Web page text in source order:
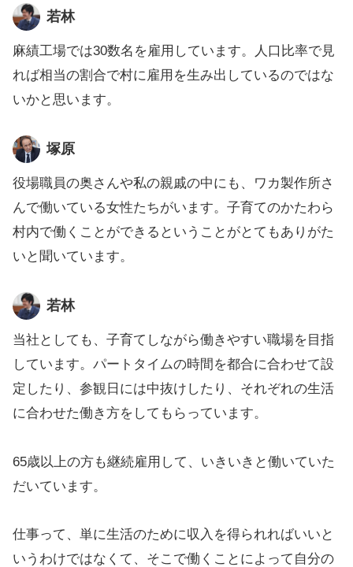
若林
麻績工場では30数名を雇用しています。人口比率で見
れば相当の割合で村に雇用を生み出しているのではな
いかと思います。
塚原
役場職員の奥さんや私の親戚の中にも、ワカ製作所さ
んで働いている女性たちがいます。子育てのかたわら
村内で働くことができるということがとてもありがた
いと聞いています。
若林
当社としても、子育てしながら働きやすい職場を目指
しています。パートタイムの時間を都合に合わせて設
定したり、参観日には中抜けしたり、それぞれの生活
に合わせた働き方をしてもらっています。
65歳以上の方も継続雇用して、いきいきと働いていた
だいています。
仕事って、単に生活のために収入を得られればいいと
いうわけではなくて、そこで働くことによって自分の